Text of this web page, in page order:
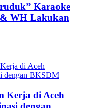
Karaoke
& WH Lakukan
Kerja di Aceh